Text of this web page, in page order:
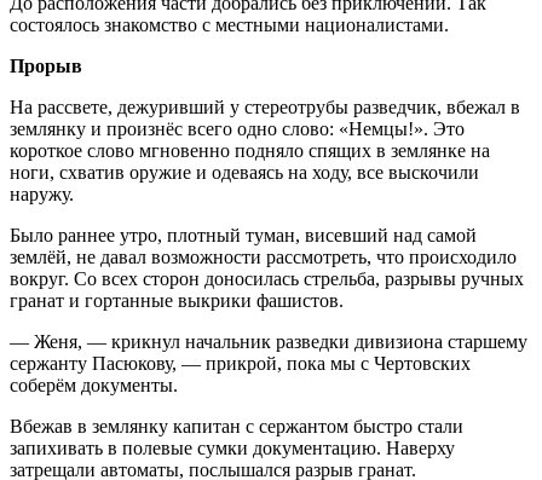
состоялось знакомство с местными националистами.
Прорыв
На рассвете, дежуривший у стереотрубы разведчик, вбежал в
землянку и произнёс всего одно слово: «Немцы!». Это
короткое слово мгновенно подняло спящих в землянке на
ноги, схватив оружие и одеваясь на ходу, все выскочили
наружу.
Было раннее утро, плотный туман, висевший над самой
землёй, не давал возможности рассмотреть, что происходило
вокруг. Со всех сторон доносилась стрельба, разрывы ручных
гранат и гортанные выкрики фашистов.
— Женя, — крикнул начальник разведки дивизиона старшему
сержанту Пасюкову, — прикрой, пока мы с Чертовских
соберём документы.
Вбежав в землянку капитан с сержантом быстро стали
запихивать в полевые сумки документацию. Наверху
затрещали автоматы, послышался разрыв гранат.